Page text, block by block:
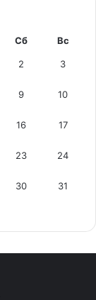
Сб Вс
2 3
9 10
16 17
23 24
30 31